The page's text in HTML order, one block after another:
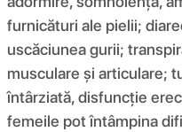
furnicături ale pielii;
uscăciunea gurii;
musculare și articulare;
întârziată, disfuncție
femeile pot întâmpina